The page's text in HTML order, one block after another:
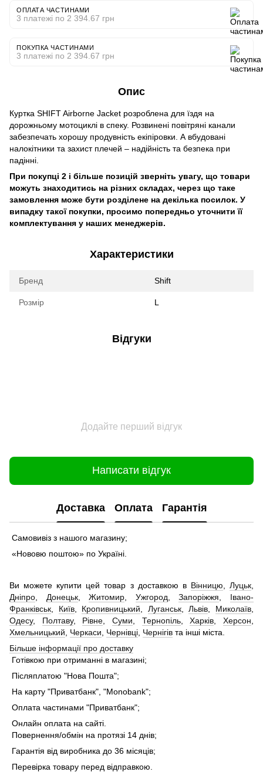
ОПЛАТА ЧАСТИНАМИ
3 платежі по 2 394.67 грн
ПОКУПКА ЧАСТИНАМИ
3 платежі по 2 394.67 грн
Опис
Куртка SHIFT Airborne Jacket розроблена для їздя на
дорожньому мотоциклі в спеку. Розвинені повітряні канали
забезпечать хорошу продувність екіпіровки. А вбудовані
налокітники та захист плечей – надійність та безпека при
падінні.
При покупці 2 і більше позицій зверніть увагу, що товари
можуть знаходитись на різних складах, через що таке
замовлення може бути розділене на декілька посилок. У
випадку такої покупки, просимо попередньо уточнити її
комплектування у наших менеджерів.
Характеристики
Бренд Shift
Розмір L
Відгуки
Додайте перший відгук
Написати відгук
Доставка Оплата Гарантія
Самовивіз з нашого магазину;
«Нововю поштою» по Україні.
Ви можете купити цей товар з доставкою в Вінницю ,Луцьк
Дніпро
Донецьк,Житомир Ужгород ,Запоріжжя
Івано-
Франківськ
Київ, Кропивницький Луганськ,Львів Миколаїв
Одесу, Полтаву, Рівне ,Суми Тернопіль,Харків ,Херсон
Хмельницький
Черкаси Чернівці Чернігів та інші міста.
Більше інформації про доставку
Готівкою при отриманні в магазині;
Післяплатою "Нова Пошта";
На карту "Приватбанк", "Monobank";
Оплата частинами "Приватбанк";
Онлайн оплата на сайті.
Повернення/обмін на протязі 14 днів;
Гарантія від виробника до 36 місяців;
Перевірка товару перед відправкою.